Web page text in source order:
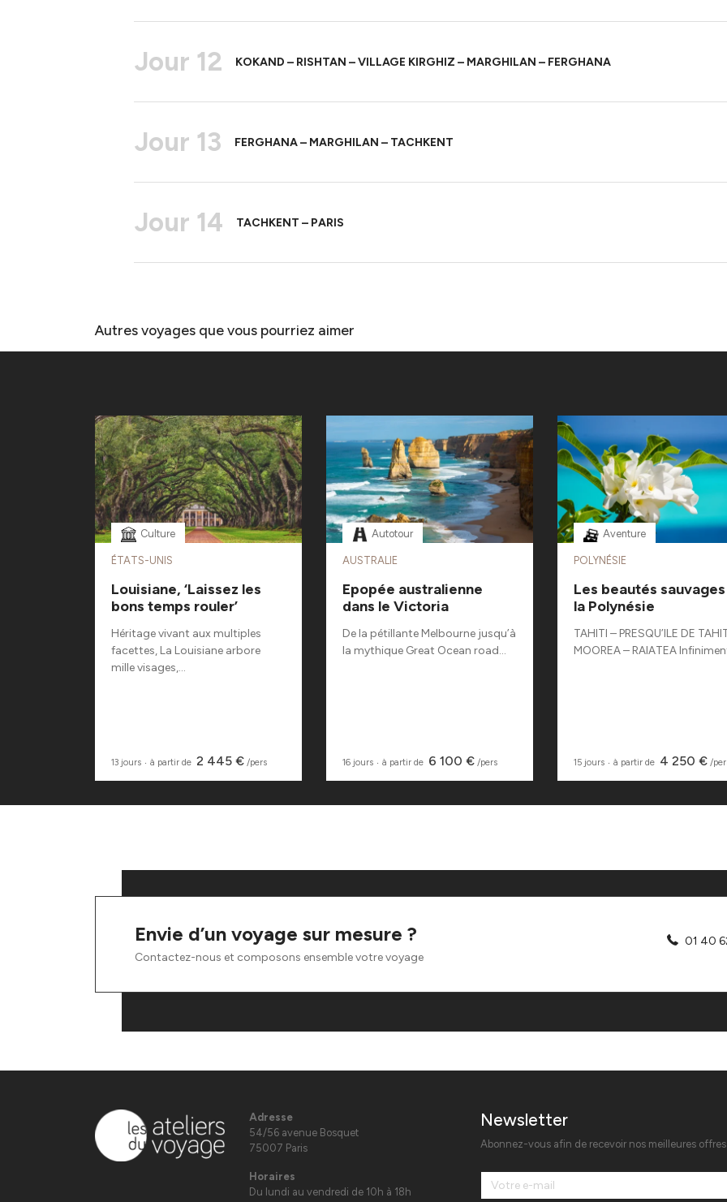
Jour 12 KOKAND – RISHTAN – VILLAGE KIRGHIZ – MARGHILAN – FERGHANA
Jour 13 FERGHANA – MARGHILAN – TACHKENT
Jour 14 TACHKENT – PARIS
Autres voyages que vous pourriez aimer
Culture
ÉTATS-UNIS
Louisiane, ‘Laissez les
bons temps rouler’
Héritage vivant aux multiples
facettes, La Louisiane arbore
mille visages,...
13 jours ‧ à partir de 2 445 € /pers
Autotour
AUSTRALIE
Epopée australienne
dans le Victoria
De la pétillante Melbourne jusqu’à
la mythique Great Ocean road...
16 jours ‧ à partir de 6 100 € /pers
Aventure
POLYNÉSIE
Les beautés
la Polynésie
TAHITI – PRESQU’ILE DE
MOOREA – RAIATEA
15 jours ‧ à partir de 4 250 € /
Envie d’un voyage sur mesure ?
Contactez-nous et composons ensemble votre voyage
01 40
Adresse
54/56 avenue Bosquet
75007 Paris
Horaires
Du lundi au vendredi de 10h à 18h
Newsletter
Abonnez-vous afin de recevoir nos meilleures